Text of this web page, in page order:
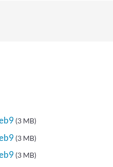
(3 MB)
(3 MB)
(3 MB)